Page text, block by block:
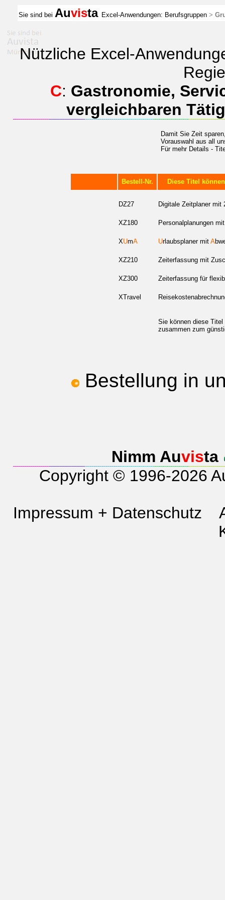
Sie sind bei Auvista Excel-Anwendungen: Berufsgruppen >
Nützliche Excel-
C: Gastronomie,
vergleichbaren
Damit Sie Zeit
Vorauswahl aus all
Für mehr Details -
Bestell-Nr. Diese Titel
DZ27 Digitale Zeitplaner mit
XZ180 Personalplanungen
XUmA Urlaubsplaner mit A
XZ210 Zeiterfassung mit
XZ300 Zeiterfassung für
XTravel
Sie können diese Titel
zusammen zum
Bestellung in
Nimm Auvista
Copyright © 1996-2026
Impressum + Datenschutz